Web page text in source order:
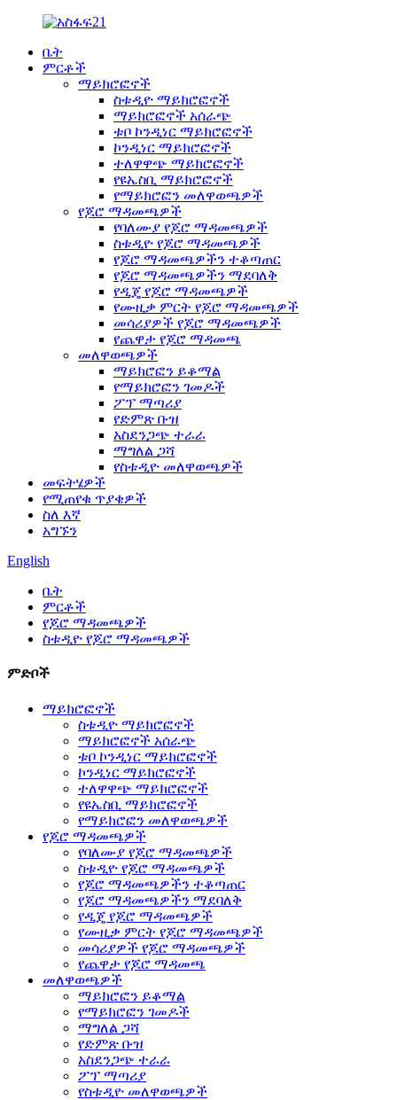
ቤት
ምርቶች
ማይክሮፎኖች
ስቱዲዮ ማይክሮፎኖች
ማይክሮፎኖች አሰራጭ
ቱቦ ኮንዲነር ማይክሮፎኖች
ኮንዲነር ማይክሮፎኖች
ተለዋዋጭ ማይክሮፎኖች
የዩኤስቢ ማይክሮፎኖች
የማይክሮፎን መለዋወጫዎች
የጆሮ ማዳመጫዎች
የባለሙያ የጆሮ ማዳመጫዎች
ስቱዲዮ የጆሮ ማዳመጫዎች
የጆሮ ማዳመጫዎችን ተቆጣጠር
የጆሮ ማዳመጫዎችን ማደባለቅ
የዲጄ የጆሮ ማዳመጫዎች
የሙዚቃ ምርት የጆሮ ማዳመጫዎች
መሳሪያዎች የጆሮ ማዳመጫዎች
የጨዋታ የጆሮ ማዳመጫ
መለዋወጫዎች
ማይክሮፎን ይቆማል
የማይክሮፎን ገመዶች
ፖፕ ማጣሪያ
የድምጽ ቡዝ
አስደንጋጭ ተራራ
ማግለል ጋሻ
የስቱዲዮ መለዋወጫዎች
መፍትሄዎች
የሚጠየቁ ጥያቄዎች
ስለ እኛ
አግኙን
English
ቤት
ምርቶች
የጆሮ ማዳመጫዎች
ስቱዲዮ የጆሮ ማዳመጫዎች
ምድቦች
ማይክሮፎኖች
ስቱዲዮ ማይክሮፎኖች
ማይክሮፎኖች አሰራጭ
ቱቦ ኮንዲነር ማይክሮፎኖች
ኮንዲነር ማይክሮፎኖች
ተለዋዋጭ ማይክሮፎኖች
የዩኤስቢ ማይክሮፎኖች
የማይክሮፎን መለዋወጫዎች
የጆሮ ማዳመጫዎች
የባለሙያ የጆሮ ማዳመጫዎች
ስቱዲዮ የጆሮ ማዳመጫዎች
የጆሮ ማዳመጫዎችን ተቆጣጠር
የጆሮ ማዳመጫዎችን ማደባለቅ
የዲጄ የጆሮ ማዳመጫዎች
የሙዚቃ ምርት የጆሮ ማዳመጫዎች
መሳሪያዎች የጆሮ ማዳመጫዎች
የጨዋታ የጆሮ ማዳመጫ
መለዋወጫዎች
ማይክሮፎን ይቆማል
የማይክሮፎን ገመዶች
ማግለል ጋሻ
የድምጽ ቡዝ
አስደንጋጭ ተራራ
ፖፕ ማጣሪያ
የስቱዲዮ መለዋወጫዎች